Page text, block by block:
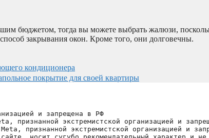
бюджетом, тогда вы можете выбрать жалюзи,
закрывания окон. Кроме того, они долговечны.
кондиционера
покрытие для своей квартиры
и запрещена в РФ
признанной экстремистской организацией и
признанной экстремистской организацией и